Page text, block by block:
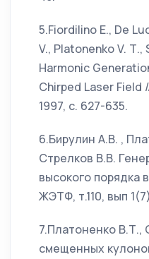
5.Fiordilino Е., De
V., Platonenko V. Т.,
Harmonic
Chirped Laser Field
1997, c. 627-635.
6.Бирулин А.В. ,
Стрелков В.В.
высокого порядка
ЖЭТФ, т.110, вып
7.Платоненко В.Т.,
смещенных